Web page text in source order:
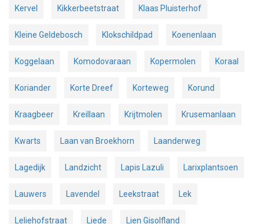
Kervel Kikkerbeetstraat Klaas Pluisterhof
Kleine Geldebosch Klokschildpad Koenenlaan
Koggelaan Komodovaraan Kopermolen Koraal
Koriander Korte Dreef Korteweg Korund
Kraagbeer Kreillaan Krijtmolen Krusemanlaan
Kwarts Laan van Broekhorn Laanderweg
Lagedijk Landzicht Lapis Lazuli Larixplantsoen
Lauwers Lavendel Leekstraat Lek
Leliehofstraat Liede Lien Gisolfland